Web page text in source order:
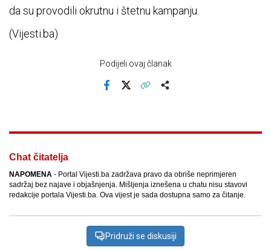
da su provodili okrutnu i štetnu kampanju.
(Vijesti.ba)
Podijeli ovaj članak
Chat čitatelja
NAPOMENA - Portal Vijesti.ba zadržava pravo da obriše neprimjeren
sadržaj bez najave i objašnjenja. Mišljenja iznešena u chatu nisu stavovi
redakcije portala Vijesti.ba. Ova vijest je sada dostupna samo za čitanje.
Pridruži se diskusiji